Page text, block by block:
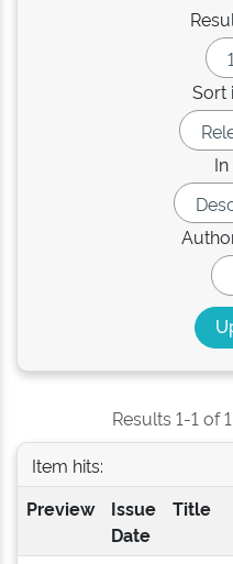
Sort
Results 1-1 of
Item hits:
Preview
Issue
Date
Title